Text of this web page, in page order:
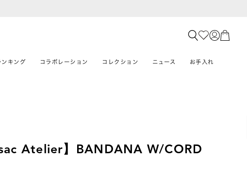
ンキング コラボレーション コレクション ニュース お手入れ
Atelier】BANDANA W/CORD